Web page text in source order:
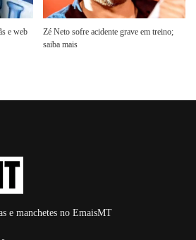
e web
Zé Neto sofre acidente grave em treino;
saiba mais
e manchetes no EmaisMT